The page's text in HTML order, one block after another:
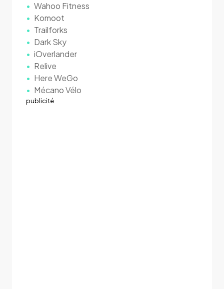
Wahoo Fitness
Komoot
Trailforks
Dark Sky
iOverlander
Relive
Here WeGo
Mécano Vélo
publicité